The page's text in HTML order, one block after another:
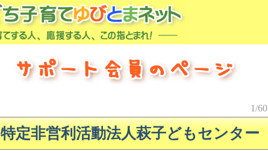
1/60
特定非営利活動法人萩子どもセンター